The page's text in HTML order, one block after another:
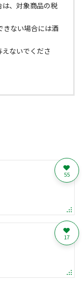
、対象商品の税
ない場合には酒
ないでくださ
55
17